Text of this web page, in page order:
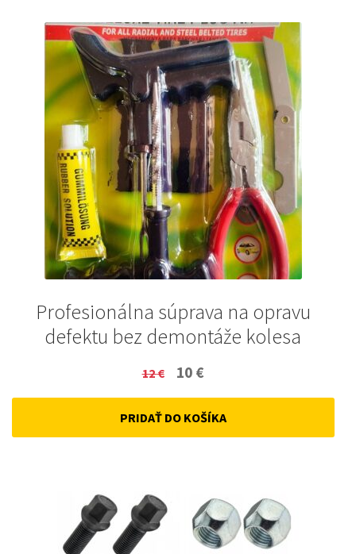
Profesionálna súprava na opravu
defektu bez demontáže kolesa
12€
Original
price
was:
10 €
price
is:
PRIDAŤ DO KOŠÍKA